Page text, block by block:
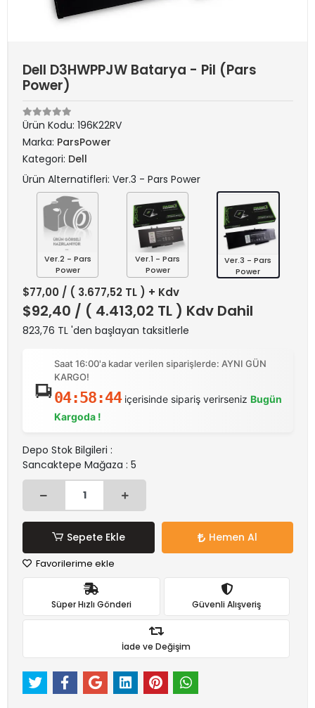
Dell D3HWPPJW Batarya - Pil (Pars
Power)
Ürün Kodu: 196K22RV
Marka: ParsPower
Kategori: Dell
Ürün Alternatifleri: Ver.3 - Pars Power
Ver.2 - Pars
Power
Ver.1 - Pars
Power
Ver.3 - Pars
Power
$77,00 / ( 3.677,52 TL ) + Kdv
$92,40 / ( 4.413,02 TL ) Kdv Dahil
823,76 TL 'den başlayan taksitlerle
Saat 16:00'a kadar verilen siparişlerde: AYNI GÜN
KARGO!
04:58:44içerisinde sipariş verirseniz Bugün
Kargoda !
Depo Stok Bilgileri :
Sancaktepe Mağaza : 5
Sepete Ekle Hemen Al
Favorilerime ekle
Süper Hızlı Gönderi Güvenli Alışveriş
İade ve Değişim